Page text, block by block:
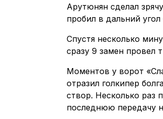
Арутюнян сделал
пробил в дальний угол
Спустя несколько
сразу 9 замен провел
Моментов у ворот
отразил голкипер
створ. Несколько раз
последнюю передачу